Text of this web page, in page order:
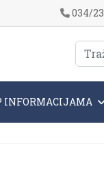
034/
INFORMACIJAMA